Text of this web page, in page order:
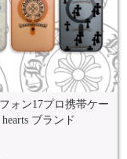
ォン17プロ携帯ケー
ブランド